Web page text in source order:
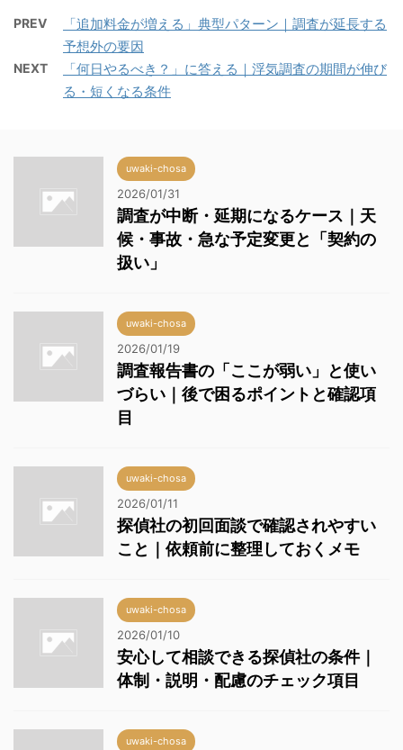
PREV
「追加料金が増える」典型パターン｜調査が延長する
予想外の要因
NEXT
「何日やるべき？」に答える｜浮気調査の期間が伸び
る・短くなる条件
uwaki-chosa
2026/01/31
調査が中断・延期になるケース｜天
候・事故・急な予定変更と「契約の
扱い」
uwaki-chosa
2026/01/19
調査報告書の「ここが弱い」と使い
づらい｜後で困るポイントと確認項
目
uwaki-chosa
2026/01/11
探偵社の初回面談で確認されやすい
こと｜依頼前に整理しておくメモ
uwaki-chosa
2026/01/10
安心して相談できる探偵社の条件｜
体制・説明・配慮のチェック項目
uwaki-chosa